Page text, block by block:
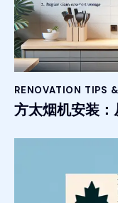
RENOVATION TIPS
方太烟机安装